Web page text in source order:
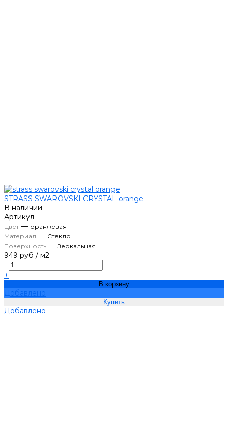
STRASS SWAROVSKI CRYSTAL orange
В наличии
Артикул
Цвет— оранжевая
Материал — Стекло
Поверхность —Зеркальная
949 руб / м2
-
+
В корзину
Добавлено
Добавлено